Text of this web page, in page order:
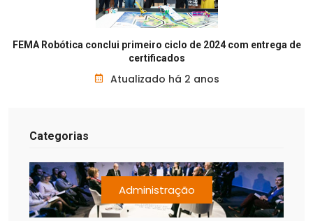
FEMA Robótica conclui primeiro ciclo de 2024 com entrega de
certificados
Atualizado há 2 anos
Categorias
Administração